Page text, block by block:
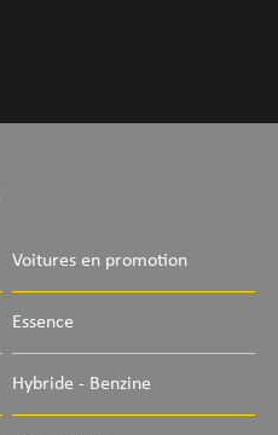
Voitures en promotion
Essence
Hybride - Benzine